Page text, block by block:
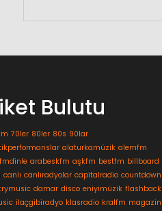
Bulutu
70ler 80ler 80s 90lar
alaturkamüzik alemfm
arabeskfm aşkfm bestfm billboard
canlı canlıradyolar capitalradio countdown
damar disco eniyimüzik flashback
ilaçgibiradyo klasradio kralfm magazin